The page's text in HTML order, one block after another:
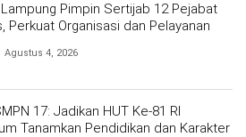
Pimpin Sertijab 12 Pejabat
Perkuat Organisasi dan Pelayanan
Agustus 4, 2026
17: Jadikan HUT Ke-81 RI
Tanamkan Pendidikan dan Karakter